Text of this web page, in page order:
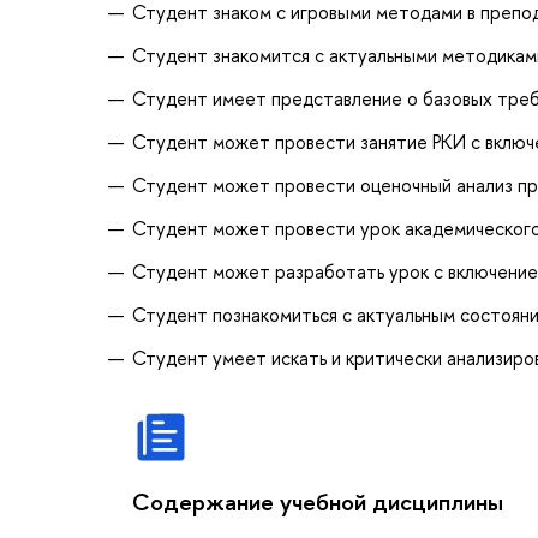
Студент знаком с игровыми методами в
Студент знакомится с актуальными
Студент имеет представление о базовых
Студент может провести занятие РКИ с
Студент может провести оценочный анализ
Студент может провести урок
Студент может разработать урок с
Студент познакомиться с актуальным
Студент умеет искать и критически
Содержание учебной дисциплины